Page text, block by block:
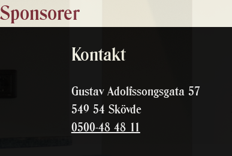
Sponsorer
Kontakt
Gustav Adolfssongsgata 57
549 54 Skövde
0500-48 48 11